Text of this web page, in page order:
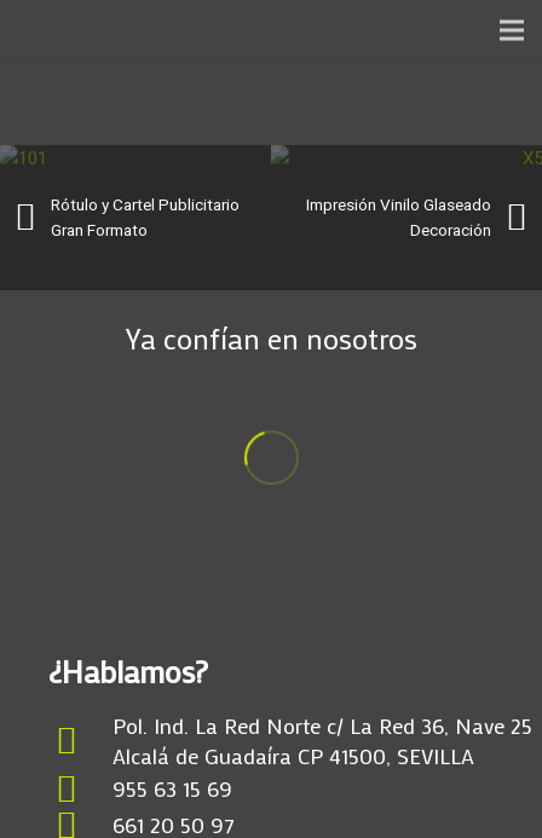
SERVICIOS
NOSOTROS
Rótulo y Cartel Publicitario
Gran Formato
Impresión Vinilo Glaseado
Decoración
Ya confían en nosotros
¿Hablamos?
Pol. Ind. La Red Norte c/ La Red 36, Nave 25
Alcalá de Guadaíra CP 41500, SEVILLA
955 63 15 69
661 20 50 97